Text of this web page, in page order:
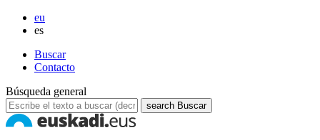
eu
es
Buscar
Contacto
Búsqueda general
search Buscar